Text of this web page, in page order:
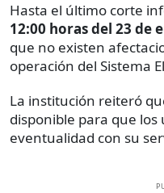
Hasta el último corte
12:00 horas del 23 de
que no existen
operación del Sistema
La institución reiteró
disponible para que
eventualidad con su